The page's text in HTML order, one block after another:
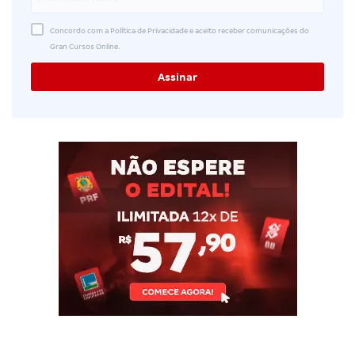
Concordo com a Política de Privacidade e aceito receber comunicações do
Gran Cursos Online.